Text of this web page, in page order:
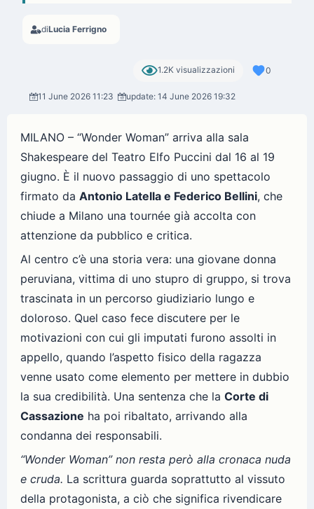
diLucia Ferrigno
1.2K visualizzazioni 0
11 June 2026 11:23 update: 14 June 2026 19:32
MILANO – “Wonder Woman” arriva alla sala
Shakespeare del Teatro Elfo Puccini dal 16 al 19
giugno. È il nuovo passaggio di uno spettacolo
firmato da Antonio Latella e Federico Bellini, che
chiude a Milano una tournée già accolta con
attenzione da pubblico e critica.
Al centro c’è una storia vera: una giovane donna
peruviana, vittima di uno stupro di gruppo, si trova
trascinata in un percorso giudiziario lungo e
doloroso. Quel caso fece discutere per le
motivazioni con cui gli imputati furono assolti in
appello, quando l’aspetto fisico della ragazza
venne usato come elemento per mettere in dubbio
la sua credibilità. Una sentenza che la Corte di
Cassazione ha poi ribaltato, arrivando alla
condanna dei responsabili.
“Wonder Woman” non resta però alla cronaca nuda
e cruda. La scrittura guarda soprattutto al vissuto
della protagonista, a ciò che significa rivendicare